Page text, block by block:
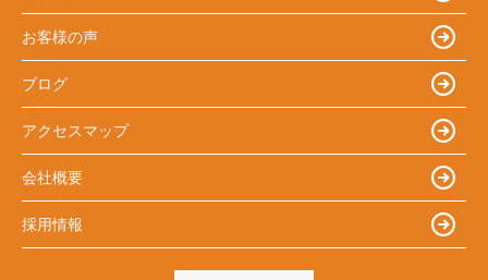
お客様の声
ブログ
アクセスマップ
会社概要
採用情報